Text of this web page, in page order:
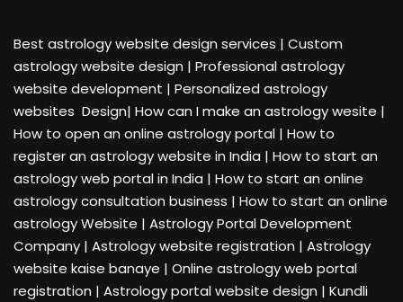
Best astrology website design services | Custom
astrology website design | Professional astrology
website development | Personalized astrology
websites Design| How can I make an astrology wesite |
How to open an online astrology portal | How to
register an astrology website in India | How to start an
astrology web portal in India | How to start an online
astrology consultation business | How to start an online
astrology Website | Astrology Portal Development
Company | Astrology website registration | Astrology
website kaise banaye | Online astrology web portal
registration | Astrology portal website design | Kundli